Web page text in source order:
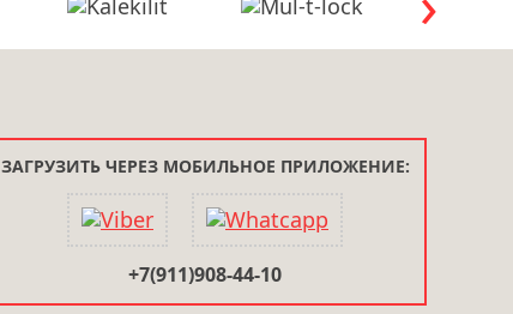
ЗАГРУЗИТЬ ЧЕРЕЗ МОБИЛЬНОЕ ПРИЛОЖЕНИЕ:
+7(911)908-44-10